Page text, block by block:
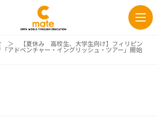
＞ 【夏休み 高校生、大学生向け】フィリピン
アドベンチャー・イングリッシュ・ツアー」開始